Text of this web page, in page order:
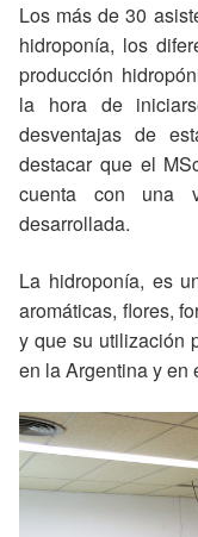
Los más de 30
hidroponía, los
producción
la hora de
desventajas de
destacar que el
cuenta con una
desarrollada.
La hidroponía, es
aromáticas, flores,
y que su utilización
en la Argentina y en